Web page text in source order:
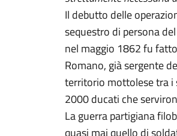
Il debutto delle
sequestro di persona
nel maggio 1862 fu
Romano, già sergente
territorio mottolese tra i
2000 ducati che
La guerra partigiana
quasi mai quello di